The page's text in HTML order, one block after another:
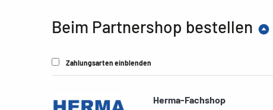
Beim Partnershop bestellen
Zahlungsarten einblenden
Herma-Fachshop